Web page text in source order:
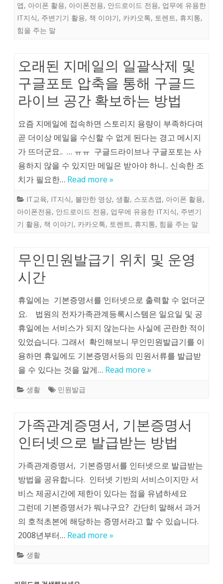
앱, 아이폰 활용, 아이폰전용, 안드로이드 전용, 업무에 유용한
IT지식, 주변기기 활용, 책 이야기, 카카오톡, 토렌트, 휴지통,
힘을 주는 말
오래된 지메일의 일괄삭제 및
구글포토 압축을 통해 구글드
라이브 공간 확보하는 방법
요즘 지메일에 접속하면 스토리지 용량이 부족하다며
곧 더이상 메일을 수신할 수 없게 된다는 경고 메시지
가 뜨더군요.. … ㅠㅠ 구글드라이브나 구글포토는 사
용하지 않을 수 있지만 메일은 받아야 하니.. 신속한 조
치가 필요한… Read more »
IT교육, IT지식, 볼만한 영상, 생활, 스포츠앱, 아이폰 활용,
아이폰전용, 안드로이드 전용, 업무에 유용한 IT지식, 주변기
기 활용, 책 이야기, 카카오톡, 토렌트, 휴지통, 힘을 주는 말
무인민원발급기 위치 및 운영
시간
휴일에는 기본증명서를 인터넷으로 출력할 수 없더군
요. 법원의 전자가족관계등록시스템은 일요일 및 공
휴일에는 서비스가 되지 않는다는 사실에 곤란한 적이
있었습니다. 그래서 확인해보니 무인민원발급기를 이
용하면 휴일에도 기본증명서등의 민원서류를 발급받
을 수 있다는 것을 알게… Read more »
생활 민원발급
가족관계증명서, 기본증명서
인터넷으로 발급받는 방법
가족관계증명서, 기본증명서를 인터넷으로 발급받는
방법을 공유합니다. 인터넷 기반의 서비스이지만 서
비스 제공시간에 제한이 있다는 점을 유념하세요
그런데 기본증명서가 뭐냐구요? 간단히 말해서 과거
의 호적초본에 해당하는 증명서라고 할 수 있습니다.
2008년부터… Read more »
생활